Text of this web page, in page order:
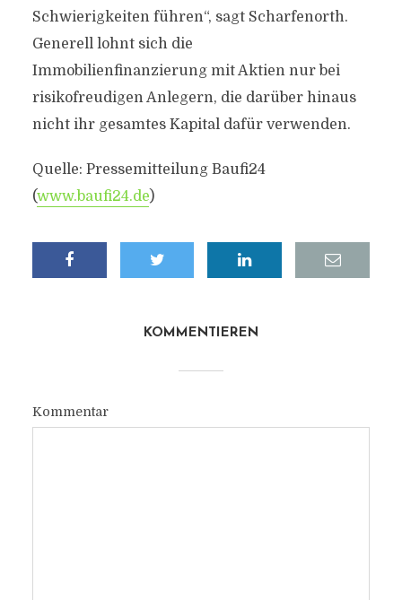
Schwierigkeiten führen“, sagt Scharfenorth.
Generell lohnt sich die
Immobilienfinanzierung mit Aktien nur bei
risikofreudigen Anlegern, die darüber hinaus
nicht ihr gesamtes Kapital dafür verwenden.
Quelle: Pressemitteilung Baufi24
(www.baufi24.de)
KOMMENTIEREN
Kommentar